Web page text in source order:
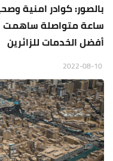
ساعة متواصلة ساهمت
أفضل الخدمات للزائرين